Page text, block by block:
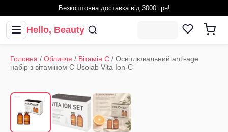
Безкоштовна доставка від 3000 грн!
Hello, Beauty
Головна / Обличчя / Вітамін С / Освітлювальний anti-age
набір з вітаміном С Usolab Vita Ion-C